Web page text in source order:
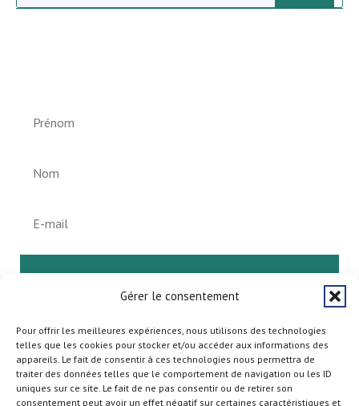
Gérer le consentement
Pour offrir les meilleures expériences, nous utilisons des technologies
telles que les cookies pour stocker et/ou accéder aux informations des
appareils. Le fait de consentir à ces technologies nous permettra de
traiter des données telles que le comportement de navigation ou les ID
uniques sur ce site. Le fait de ne pas consentir ou de retirer son
consentement peut avoir un effet négatif sur certaines caractéristiques et
S'abonner